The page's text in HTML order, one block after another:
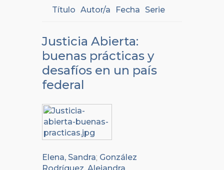
Título Autor/a Fecha Serie
Justicia Abierta:
buenas prácticas y
desafíos en un país
federal
Elena, Sandra; González